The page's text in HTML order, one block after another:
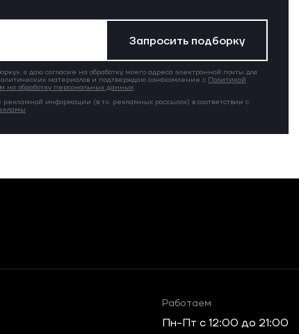
Запросить подборку
я даю согласие на обработку моего адреса электронной почты для
материалов и подтверждаю ознакомление с Политикой
на обработку персональных данных.
информации (в т.ч. рекламных рассылок) в соответствии с
Работаем
Пн-Пт c 12:00 до 21:00